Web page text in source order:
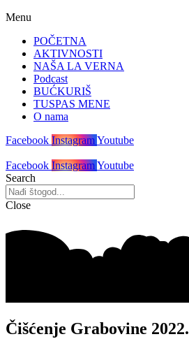
Menu
POČETNA
AKTIVNOSTI
NAŠA LA VERNA
Podcast
BUĆKURIŠ
TUSPAS MENE
O nama
Facebook InstagramYoutube
Facebook InstagramYoutube
Search
Close
Čišćenje Grabovine 2022.